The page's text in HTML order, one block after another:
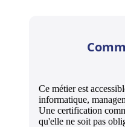
Ce métier est
informatique,
Une certification
qu'elle ne soit pas